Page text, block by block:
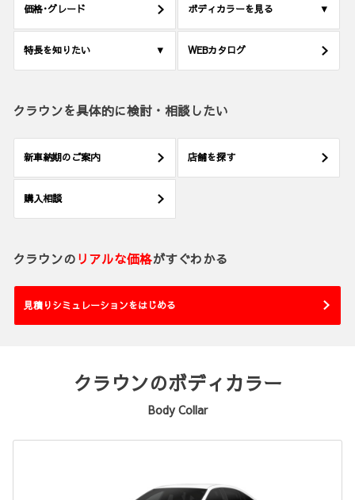
価格･グレード ボディカラーを見る
特長を知りたい WEBカタログ
クラウンを具体的に検討・相談したい
新車納期のご案内 店舗を探す
購入相談
クラウンのリアルな価格がすぐわかる
見積りシミュレーションをはじめる
クラウンのボディカラー
Body Collar